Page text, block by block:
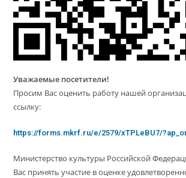
Уважаемые посетители!
Просим Вас оценить работу нашей
ссылку:
https://forms.mkrf.ru/e/2579/xTPLeBU7/
Министерство культуры Российской
Вас принять участие в оценке